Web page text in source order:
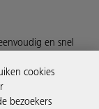
en snel
cookies
bezoekers